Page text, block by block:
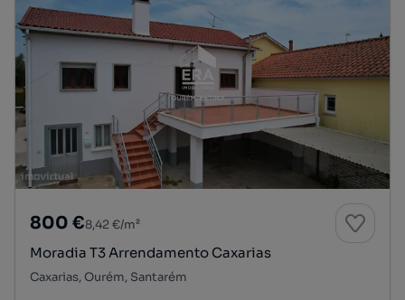
800 €8,42 €/m²
Moradia T3 Arrendamento Caxarias
Caxarias, Ourém, Santarém